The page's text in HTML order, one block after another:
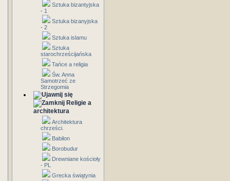
Sztuka bizantyjska
- 1
Sztuka bizanyjska
- 2
Sztuka islamu
Sztuka
starochrześcijańska
Tańce a religia
Św. Anna
Samotrzeć ze
Strzegomia
Religie a
architektura
Architektura
chrześci.
Babilon
Borobudur
Drewniane kościoły
- PL
Grecka świątynia